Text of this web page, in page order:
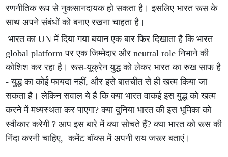
रणनीतिक रूप से नुकसानदायक हो सकता है। इसलिए भारत रूस के
साथ अपने संबंधों को बनाए रखना चाहता है।
भारत का UN में दिया गया बयान एक बार फिर दिखाता है कि भारत
global platform पर एक जिम्मेदार और neutral role निभाने की
कोशिश कर रहा है। रूस-यूक्रेन युद्ध को लेकर भारत का रुख साफ है
- युद्ध का कोई फायदा नहीं, और इसे बातचीत से ही खत्म किया जा
सकता है। लेकिन सवाल ये है कि क्या भारत वाकई इस युद्ध को खत्म
करने में मध्यस्थता कर पाएगा? क्या दुनिया भारत की इस भूमिका को
स्वीकार करेगी ? आप इस बारे में क्या सोचते हैं? क्या भारत को रूस की
निंदा करनी चाहिए, कमेंट बॉक्स में अपनी राय जरूर बताएं।